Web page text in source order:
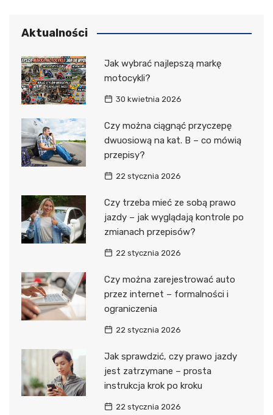
Aktualności
Jak wybrać najlepszą markę
motocykli?
30 kwietnia 2026
Czy można ciągnąć przyczepę
dwuosiową na kat. B – co mówią
przepisy?
22 stycznia 2026
Czy trzeba mieć ze sobą prawo
jazdy – jak wyglądają kontrole po
zmianach przepisów?
22 stycznia 2026
Czy można zarejestrować auto
przez internet – formalności i
ograniczenia
22 stycznia 2026
Jak sprawdzić, czy prawo jazdy
jest zatrzymane – prosta
instrukcja krok po kroku
22 stycznia 2026